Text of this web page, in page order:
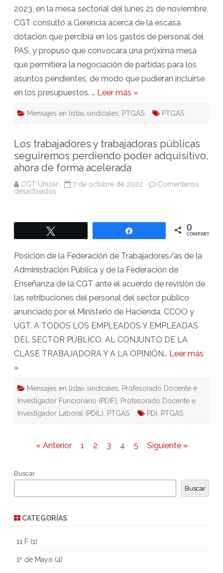
los
compromisos
del
Rector
2023, en la mesa sectorial del lunes 21 de noviembre,
CGT consultó a Gerencia acerca de la escasa
dotación que percibía en los gastos de personal del
PAS, y propuso que convocara una próxima mesa
que permitiera la negociación de partidas para los
asuntos pendientes, de modo que pudieran incluirse
en los presupuestos. … Leer más »
Mensajes en listas sindicales PTGAS PTGAS
Los trabajadores y trabajadoras públicas
seguiremos perdiendo poder adquisitivo,
ahora de forma acelerada
CGT Unizar 7 de octubre de 2022
Comentarios
desactivados
perdiendo
adquisitivo,
ahora
de
forma
acelerada
0
COMPARTIR
Posición de la Federación de Trabajadores/as de la
Administración Pública y de la Federación de
Enseñanza de la CGT ante el acuerdo de revisión de
las retribuciones del personal del sector público
anunciado por el Ministerio de Hacienda, CCOO y
UGT. A TODOS LOS EMPLEADOS Y EMPLEADAS
DEL SECTOR PÚBLICO, AL CONJUNTO DE LA
CLASE TRABAJADORA Y A LA OPINIÓN… Leer más
»
Mensajes en listas sindicales
Profesorado Docente e
Investigador Funcionario (PDIF)
Profesorado Docente e
Investigador Laboral (PDIL)
PTGAS PDI PTGAS
Paginación
entradas
« Anterior 1 2 3 4 5 Siguiente »
Buscar
Buscar
CATEGORÍAS
11 F (1)
1º de Mayo (4)